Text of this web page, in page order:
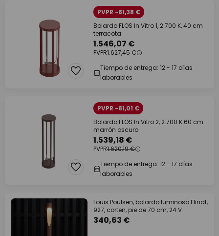
PVPR -81,38 €
Bolardo FLOS In Vitro 1, 2.700 K, 40 cm
terracota
1.546,07 €
PVPR1.627,45 €
Tiempo de entrega: 12 - 17 días
laborables
PVPR -81,01 €
Bolardo FLOS In Vitro 2, 2.700 K 60 cm
marrón oscuro
1.539,18 €
PVPR1.620,19 €
Tiempo de entrega: 12 - 17 días
laborables
Louis Poulsen, bolardo luminoso Flindt,
927, corten, pie de 70 cm, 24 V
340,63 €